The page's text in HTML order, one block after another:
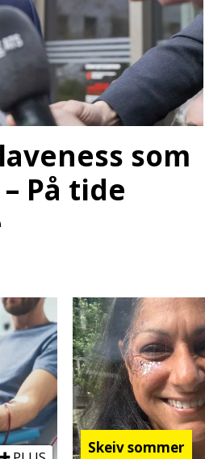
som
På tide
Skeiv sommer